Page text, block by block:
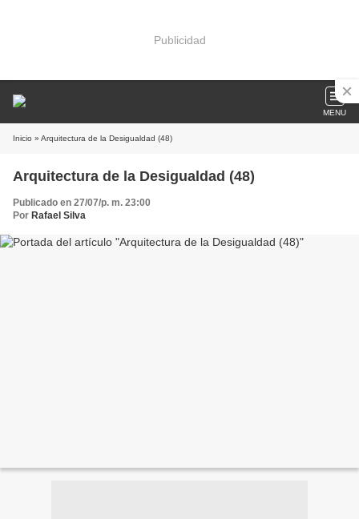
Publicidad
MENU
Inicio » Arquitectura de la Desigualdad (48)
Arquitectura de la Desigualdad (48)
Publicado en 27/07/p. m. 23:00
Por Rafael Silva